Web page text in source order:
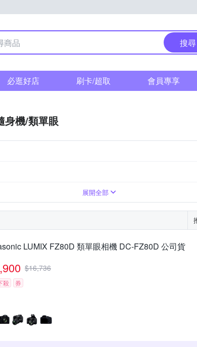
搜尋
必逛好店 刷卡/超取 會員專享
身機/類單眼
展開全部
LUMIX FZ80D 類單眼相機 DC-FZ80D 公司貨
$16,736
殺 券